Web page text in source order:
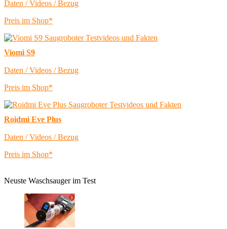
Daten / Videos / Bezug
Preis im Shop*
Viomi S9
Daten / Videos / Bezug
Preis im Shop*
Roidmi Eve Plus
Daten / Videos / Bezug
Preis im Shop*
Neuste Waschsauger im Test